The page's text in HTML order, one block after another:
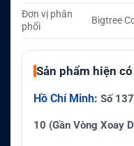
Đơn vị phân
phối
Bigtree
Sản phẩm hiện
Hồ Chí Minh: Số
10 (Gần Vòng Xoay